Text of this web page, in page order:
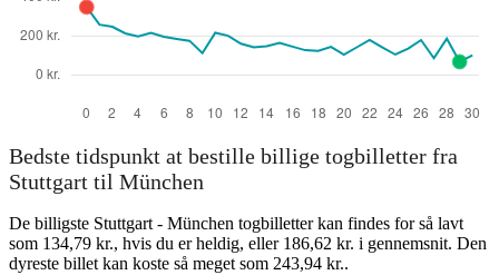
Bedste tidspunkt at bestille billige togbilletter fra
Stuttgart til München
De billigste Stuttgart - München togbilletter kan findes for så lavt
som 134,79 kr., hvis du er heldig, eller 186,62 kr. i gennemsnit. Den
dyreste billet kan koste så meget som 243,94 kr..